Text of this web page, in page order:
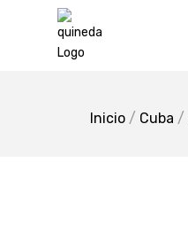
Inicio / Cuba /